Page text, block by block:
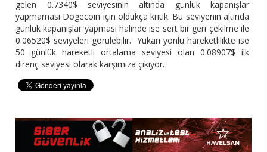
gelen 0.7340$ seviyesinin altında günlük kapanışlar
yapmaması Dogecoin için oldukça kritik. Bu seviyenin altında
günlük kapanışlar yapması halinde ise sert bir geri çekilme ile
0.06520$ seviyeleri görülebilir. Yukarı yönlü hareketlilikte ise
50 günlük hareketli ortalama seviyesi olan 0.08907$ ilk
direnç seviyesi olarak karşımıza çıkıyor.